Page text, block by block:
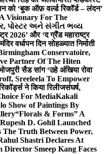
को ‘बुक ऑफ़ वर्ल्ड रिकॉर्ड – लंदन’
A Visionary For The
પોસ્ટર અને સંગીત ભવ્ય
2026’ और ‘द ग्रैंड महाराष्ट्र
वर्धापन दिन सोहळ्यात निर्माती
Conservatoire,
Partner Of The Hiten
सैड सांग ‘उहे अंखिया रोवा
Sreeleela To Empower
ने किया रिलीजसंघर्ष,
For MediaKakali
Show of Paintings By
“Florals & Forms” A
D. Gohil Launched
Truth Between Power,
Shastri Declares At
Director Smeep Kang Faces